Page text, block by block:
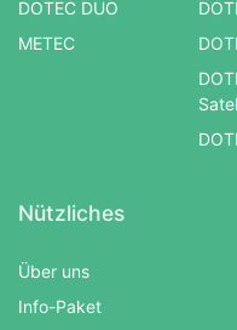
DOTEC DUO
METEC
Nützliches
Über uns
Info-Paket